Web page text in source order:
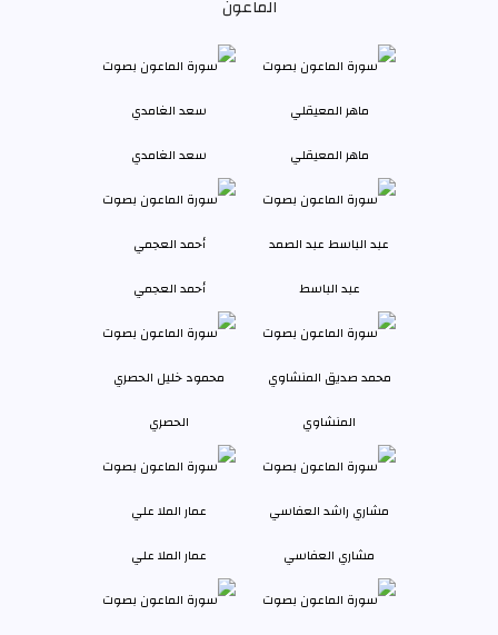
الماعون
ماهر المعيقلي سعد الغامدي
عبد الباسط أحمد العجمي
المنشاوي الحصري
مشاري العفاسي عمار الملا علي